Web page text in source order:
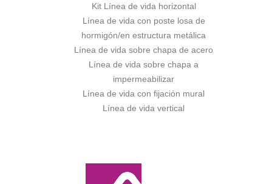
Kit Línea de vida horizontal
Línea de vida con poste losa de
hormigón/en estructura metálica
Línea de vida sobre chapa de acero
Línea de vida sobre chapa a
impermeabilizar
Línea de vida con fijación mural
Línea de vida vertical